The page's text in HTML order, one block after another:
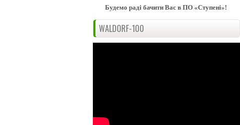
Будемо раді бачити Вас в ПО «Ступені»!
WALDORF-100